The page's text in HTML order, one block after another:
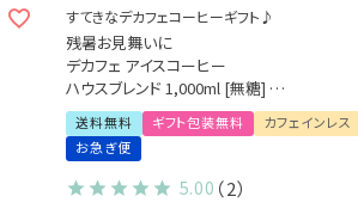
すてきなデカフェコーヒーギフト♪
残暑お見舞いに
デカフェ アイスコーヒー
ハウスブレンド 1,000ml [無糖]
5本ギフトセット [送料無料]
すてきなデカフェギフトセット
カフェインレスコーヒー
送料無料 ギフト包装無料
カフェインレス
お急ぎ便
5.00 （2）